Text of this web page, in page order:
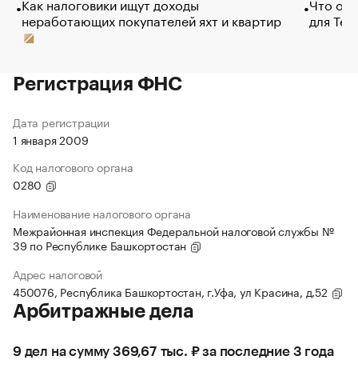
неработающих покупателей яхт и квартир
для
Регистрация ФНС
Дата регистрации
1 января 2009
Код налогового органа
0280
Наименование налогового органа
Межрайонная инспекция Федеральной налоговой службы №
39 по Республике Башкортостан
Адрес налоговой
450076, Республика Башкортостан, г.Уфа, ул Красина, д.52
Арбитражные дела
9 дел на сумму 369,67 тыс. ₽ за последние 3 года